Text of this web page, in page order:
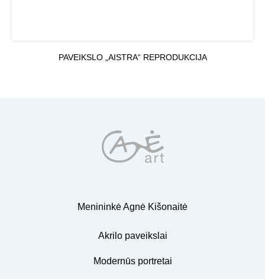
PAVEIKSLO „AISTRA“ REPRODUKCIJA
Menininkė Agnė Kišonaitė
Akrilo paveikslai
Modernūs portretai